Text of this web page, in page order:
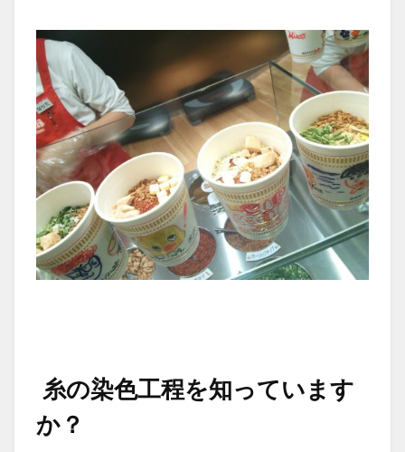
糸の染色工程を知っています
か？